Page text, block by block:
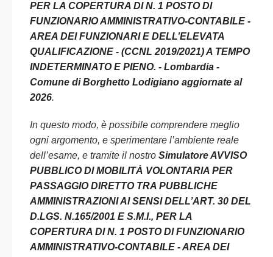
PER LA COPERTURA DI N. 1 POSTO DI
FUNZIONARIO AMMINISTRATIVO-CONTABILE -
AREA DEI FUNZIONARI E DELL’ELEVATA
QUALIFICAZIONE - (CCNL 2019/2021) A TEMPO
INDETERMINATO E PIENO. - Lombardia -
Comune di Borghetto Lodigiano aggiornate al
2026.
In questo modo, è possibile comprendere meglio
ogni argomento, e sperimentare l’ambiente reale
dell’esame, e tramite il nostro Simulatore AVVISO
PUBBLICO DI MOBILITÀ VOLONTARIA PER
PASSAGGIO DIRETTO TRA PUBBLICHE
AMMINISTRAZIONI AI SENSI DELL’ART. 30 DEL
D.LGS. N.165/2001 E S.M.I., PER LA
COPERTURA DI N. 1 POSTO DI FUNZIONARIO
AMMINISTRATIVO-CONTABILE - AREA DEI